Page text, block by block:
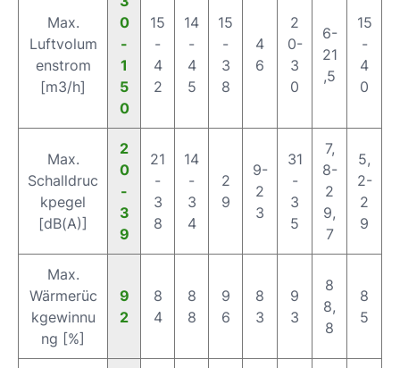
Max.
Luftvolum
enstrom
[m3/h]
0
-
1
5
0
15
-
4
2
14
-
4
5
15
-
3
8
4
6
2
0-
3
0
6-
21
,5
15
-
4
0
Max.
Schalldruc
kpegel
[dB(A)]
2
0
-
3
9
21
-
3
8
14
-
3
4
2
9
9-
2
3
31
-
3
5
7,
8-
2
9,
7
5,
2-
2
9
Max.
Wärmerüc
kgewinnu
ng [%]
9
2
8
4
8
8
9
6
8
3
9
3
8
8,
8
8
5